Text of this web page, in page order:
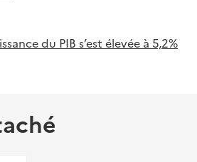
du PIB s’est élevée à 5,2%